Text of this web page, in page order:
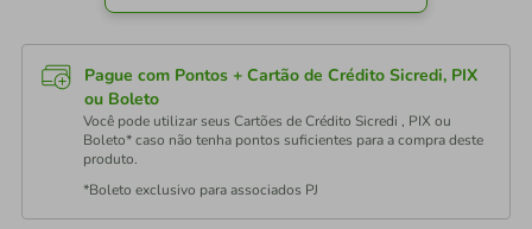
Pague com Pontos + Cartão de Crédito Sicredi, PIX
ou Boleto
Você pode utilizar seus Cartões de Crédito Sicredi , PIX ou
Boleto* caso não tenha pontos suficientes para a compra deste
produto.
*Boleto exclusivo para associados PJ